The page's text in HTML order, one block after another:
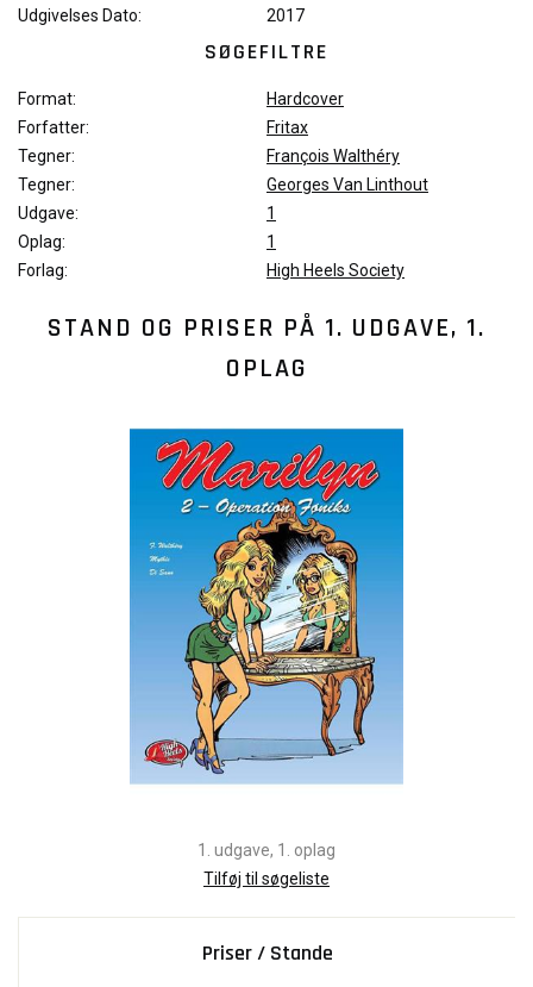
Udgivelses Dato:
2017
SØGEFILTRE
Format:
Hardcover
Forfatter:
Fritax
Tegner:
François Walthéry
Tegner:
Georges Van Linthout
Udgave:
1
Oplag:
1
Forlag:
High Heels Society
STAND OG PRISER PÅ 1. UDGAVE, 1.
OPLAG
1. udgave, 1. oplag
Tilføj til søgeliste
Priser / Stande